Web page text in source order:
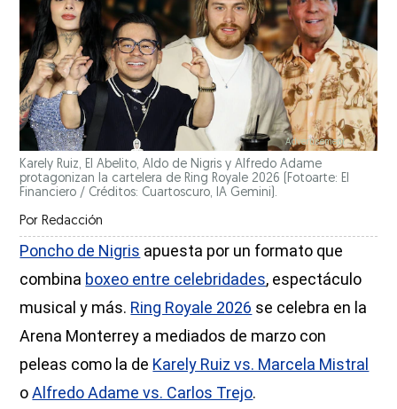
Karely Ruiz, El Abelito, Aldo de Nigris y Alfredo Adame
protagonizan la cartelera de Ring Royale 2026 (Fotoarte: El
Financiero / Créditos: Cuartoscuro, IA Gemini).
Por Redacción
Poncho de Nigris apuesta por un formato que
combina boxeo entre celebridades, espectáculo
musical y más. Ring Royale 2026 se celebra en la
Arena Monterrey a mediados de marzo con
peleas como la de Karely Ruiz vs. Marcela Mistral
oAlfredo Adame vs. Carlos Trejo.